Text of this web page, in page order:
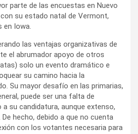
parte de las encuestas en Nuevo
su estado natal de Vermont,
en Iowa.
las ventajas organizativas de
el abrumador apoyo de otros
solo un evento dramático e
su camino hacia la
Su mayor desafío en las primarias,
puede ser una falta de
su candidatura, aunque extenso,
hecho, debido a que no cuenta
con los votantes necesaria para